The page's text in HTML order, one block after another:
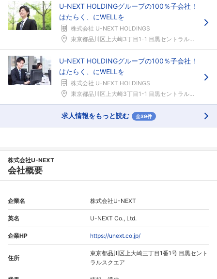
フォローしました
こちらの企業もフォローしませんか？
U-NEXT HOLDINGグループの100％子会社！
はたらく、にWELLを
株式会社 U-NEXT HOLDINGS
東京都品川区上大崎3丁目1-1 目黒セントラルスク...
U-NEXT HOLDINGグループの100％子会社！
はたらく、にWELLを
株式会社 U-NEXT HOLDINGS
東京都品川区上大崎3丁目1-1 目黒セントラルスク...
求人情報をもっと読む 全39件
株式会社U-NEXT
会社概要
企業名 株式会社U-NEXT
英名 U-NEXT Co., Ltd.
企業HP https://unext.co.jp/
住所
東京都品川区上大崎三丁目1番1号 目黒セント
ラルスクエア